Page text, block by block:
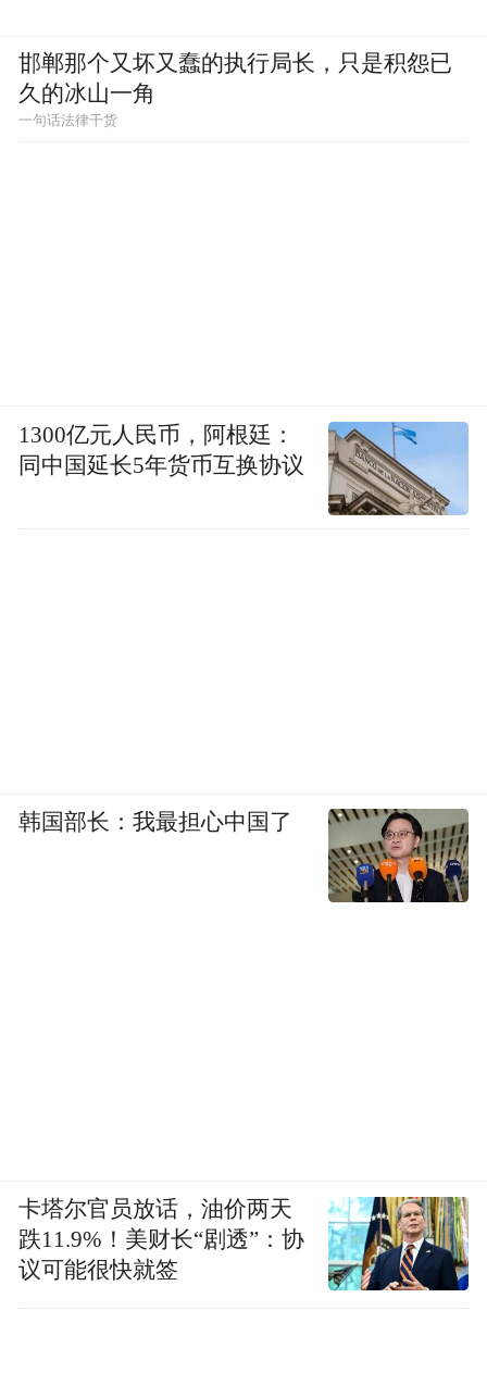
邯郸那个又坏又蠢的执行局长，只是积怨已
久的冰山一角
一句话法律干货
1300亿元人民币，阿根廷：
同中国延长5年货币互换协议
韩国部长：我最担心中国了
卡塔尔官员放话，油价两天
跌11.9%！美财长“剧透”：协
议可能很快就签